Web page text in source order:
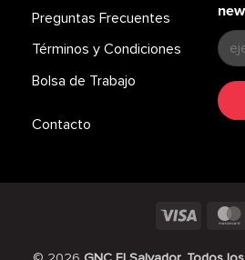
Preguntas Frecuentes
Términos y Condiciones
Bolsa de Trabajo
Contacto
Visa